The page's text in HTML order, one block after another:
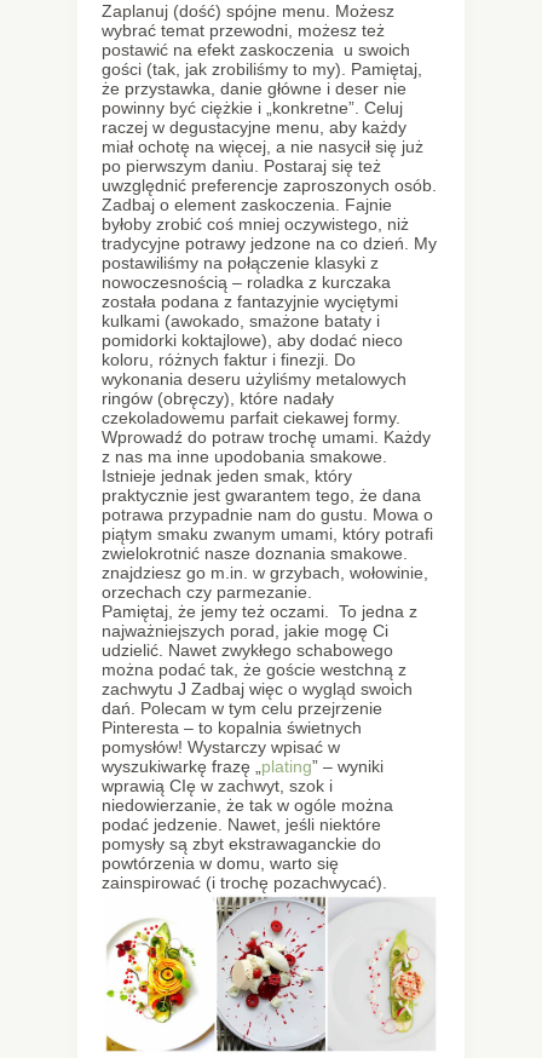
Zaplanuj (dość) spójne menu. Możesz
wybrać temat przewodni, możesz też
postawić na efekt zaskoczenia u swoich
gości (tak, jak zrobiliśmy to my). Pamiętaj,
że przystawka, danie główne i deser nie
powinny być ciężkie i „konkretne”. Celuj
raczej w degustacyjne menu, aby każdy
miał ochotę na więcej, a nie nasycił się już
po pierwszym daniu. Postaraj się też
uwzględnić preferencje zaproszonych osób.
Zadbaj o element zaskoczenia. Fajnie
byłoby zrobić coś mniej oczywistego, niż
tradycyjne potrawy jedzone na co dzień. My
postawiliśmy na połączenie klasyki z
nowoczesnością – roladka z kurczaka
została podana z fantazyjnie wyciętymi
kulkami (awokado, smażone bataty i
pomidorki koktajlowe), aby dodać nieco
koloru, różnych faktur i finezji. Do
wykonania deseru użyliśmy metalowych
ringów (obręczy), które nadały
czekoladowemu parfait ciekawej formy.
Wprowadź do potraw trochę umami. Każdy
z nas ma inne upodobania smakowe.
Istnieje jednak jeden smak, który
praktycznie jest gwarantem tego, że dana
potrawa przypadnie nam do gustu. Mowa o
piątym smaku zwanym umami, który potrafi
zwielokrotnić nasze doznania smakowe.
znajdziesz go m.in. w grzybach, wołowinie,
orzechach czy parmezanie.
Pamiętaj, że jemy też oczami. To jedna z
najważniejszych porad, jakie mogę Ci
udzielić. Nawet zwykłego schabowego
można podać tak, że goście westchną z
zachwytu J Zadbaj więc o wygląd swoich
dań. Polecam w tym celu przejrzenie
Pinteresta – to kopalnia świetnych
pomysłów! Wystarczy wpisać w
wyszukiwarkę frazę „ plating” – wyniki
wprawią CIę w zachwyt, szok i
niedowierzanie, że tak w ogóle można
podać jedzenie. Nawet, jeśli niektóre
pomysły są zbyt ekstrawaganckie do
powtórzenia w domu, warto się
zainspirować (i trochę pozachwycać).